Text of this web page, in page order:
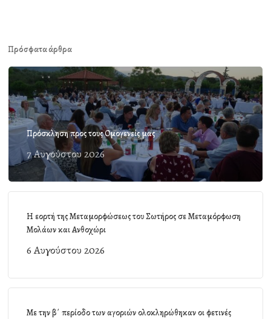
Πρόσφατα άρθρα
Πρόσκληση προς τους Ομογενείς μας
7 Αυγούστου 2026
Η εορτή της Μεταμορφώσεως του Σωτήρος σε Μεταμόρφωση
Μολάων και Ανθοχώρι
6 Αυγούστου 2026
Με την β΄ περίοδο των αγοριών ολοκληρώθηκαν οι φετινές